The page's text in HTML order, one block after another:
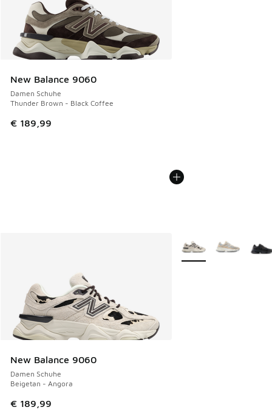
New Balance 9060
Damen Schuhe
Thunder Brown - Black Coffee
€ 189,99
New Balance 9060
Damen Schuhe
Beigetan - Angora
€ 189,99
Weitere Farben